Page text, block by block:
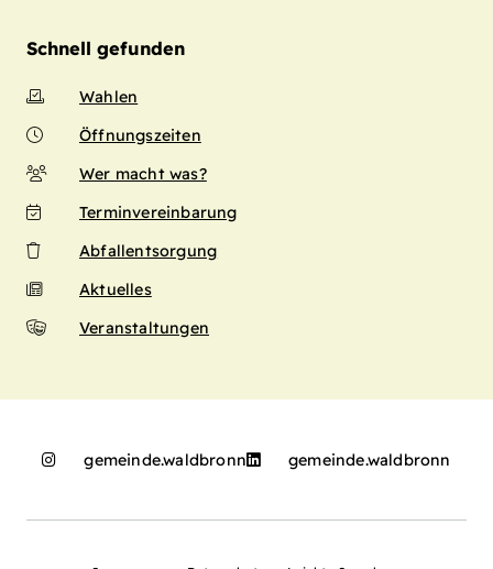
Schnell gefunden
Wahlen
Öffnungszeiten
Wer macht was?
Terminvereinbarung
Abfallentsorgung
Aktuelles
Veranstaltungen
gemeinde.waldbronn gemeinde.waldbronn